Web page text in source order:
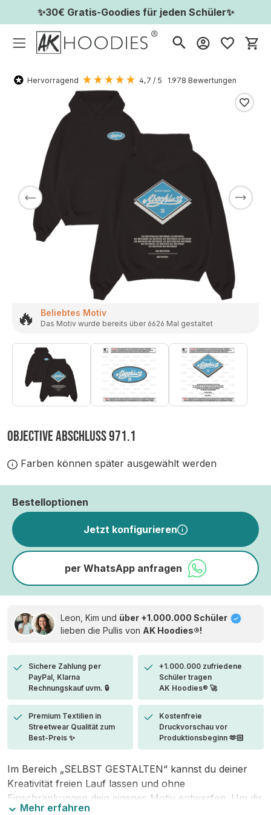
✨30€ Gratis-Goodies für jeden Schüler✨
Hervorragend 4,7 / 5 1.978 Bewertungen
🔥 Beliebtes Motiv
Das Motiv wurde bereits über 6626 Mal gestaltet
OBJECTIVE ABSCHLUSS 971.1
Farben können später ausgewählt werden
Bestelloptionen
Jetzt konfigurieren
per WhatsApp anfragen
Leon, Kim und über +1.000.000 Schüler
lieben die Pullis von AK Hoodies®!
Sichere Zahlung per
PayPal, Klarna
Rechnungskauf uvm. 🔒
+1.000.000 zufriedene
Schüler tragen
AK Hoodies® 🚀
Premium Textilien in
Streetwear Qualität zum
Best-Preis ✨
Kostenfreie
Druckvorschau vor
Produktionsbeginn 🫶🏻
Im Bereich „SELBST GESTALTEN“ kannst du deiner
Kreativität freien Lauf lassen und ohne
Einschränkungen dein eigenes Motiv entwerfen. Um dir
Mehr erfahren